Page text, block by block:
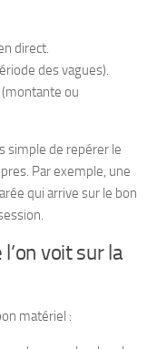
direct.
des vagues).
ou
simple de repérer le
Par exemple, une
qui arrive sur le bon
voit sur la
matériel :